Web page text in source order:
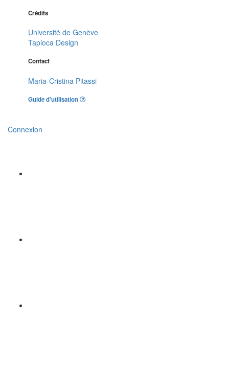
Crédits
Université de Genève
Tapioca Design
Contact
Maria-Cristina Pitassi
Guide d'utilisation
Connexion